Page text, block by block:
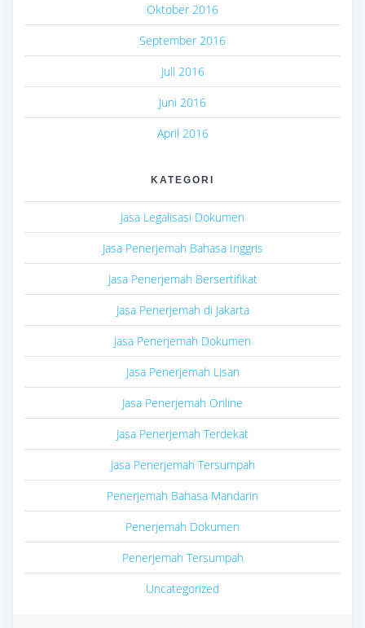
Oktober 2016
September 2016
Juli 2016
Juni 2016
April 2016
KATEGORI
Jasa Legalisasi Dokumen
Jasa Penerjemah Bahasa Inggris
Jasa Penerjemah Bersertifikat
Jasa Penerjemah di Jakarta
Jasa Penerjemah Dokumen
Jasa Penerjemah Lisan
Jasa Penerjemah Online
Jasa Penerjemah Terdekat
Jasa Penerjemah Tersumpah
Penerjemah Bahasa Mandarin
Penerjemah Dokumen
Penerjemah Tersumpah
Uncategorized